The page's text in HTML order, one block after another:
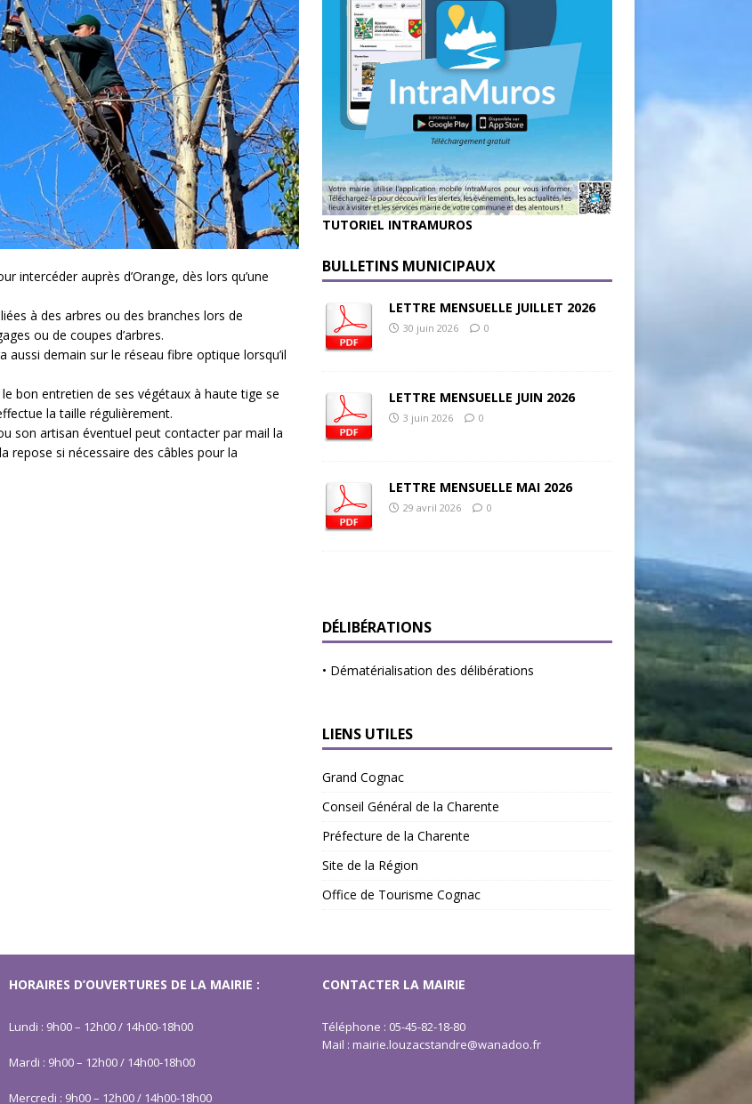
intercéder auprès d’Orange, dès lors qu’une
à des arbres ou des branches lors de
ou de coupes d’arbres.
aussi demain sur le réseau fibre optique lorsqu’il
bon entretien de ses végétaux à haute tige se
la taille régulièrement.
son artisan éventuel peut contacter par mail la
repose si nécessaire des câbles pour la
TUTORIEL INTRAMUROS
BULLETINS MUNICIPAUX
LETTRE MENSUELLE JUILLET 2026
30 juin 2026 0
LETTRE MENSUELLE JUIN 2026
3 juin 2026 0
LETTRE MENSUELLE MAI 2026
29 avril 2026 0
DÉLIBÉRATIONS
• Dématérialisation des délibérations
LIENS UTILES
Grand Cognac
Conseil Général de la Charente
Préfecture de la Charente
Site de la Région
Office de Tourisme Cognac
HORAIRES D’OUVERTURES DE LA MAIRIE :
Lundi : 9h00 – 12h00 / 14h00-18h00
Mardi : 9h00 – 12h00 / 14h00-18h00
Mercredi : 9h00 – 12h00 / 14h00-18h00
CONTACTER LA MAIRIE
Téléphone : 05-45-82-18-80
Mail : mairie.louzacstandre@wanadoo.fr